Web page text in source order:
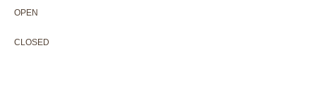
OPEN
CLOSED